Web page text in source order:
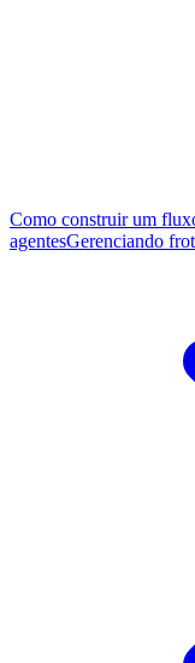
Como construir um
agentesGerenciando